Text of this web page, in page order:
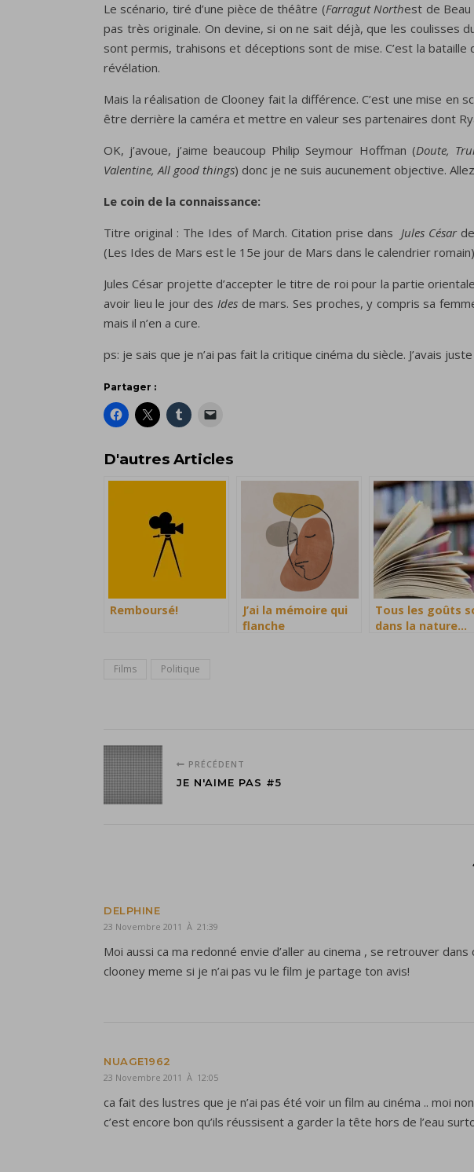
Le scénario, tiré d’une pièce de théâtre (Farragut Northest de
pas très originale. On devine, si on ne sait déjà, que les coulisses
sont permis, trahisons et déceptions sont de mise. C’est la bataille
révélation.
Mais la réalisation de Clooney fait la différence. C’est une mise en
être derrière la caméra et mettre en valeur ses partenaires dont
OK, j’avoue, j’aime beaucoup Philip Seymour Hoffman (Doute,
Valentine, All good things) donc je ne suis aucunement objective.
Le coin de la connaissance:
Titre original : The Ides of March. Citation prise dans Jules Césarde
(Les Ides de Mars est le 15e jour de Mars dans le calendrier
Jules César projette d’accepter le titre de roi pour la partie
avoir lieu le jour desIdes de mars. Ses proches, y compris sa
mais il n’en a cure.
ps: je sais que je n’ai pas fait la critique cinéma du siècle. J’avais
Partager :
D'autres Articles
Remboursé!
J’ai la mémoire qui
flanche
Tous les goûts
dans la nature…
Films Politique
PRÉCÉDENT
JE N'AIME PAS #5
DELPHINE
23 Novembre 2011 À 21:39
Moi aussi ca ma redonné envie d’aller au cinema , se retrouver
clooney meme si je n’ai pas vu le film je partage ton avis!
NUAGE1962
23 Novembre 2011 À 12:05
ca fait des lustres que je n’ai pas été voir un film au cinéma .. moi
c’est encore bon qu’ils réussisent a garder la tête hors de l’eau